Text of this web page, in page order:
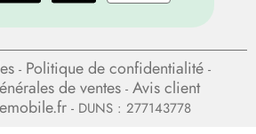
- Politique de confidentialité -
de ventes - Avis client
- DUNS : 277143778